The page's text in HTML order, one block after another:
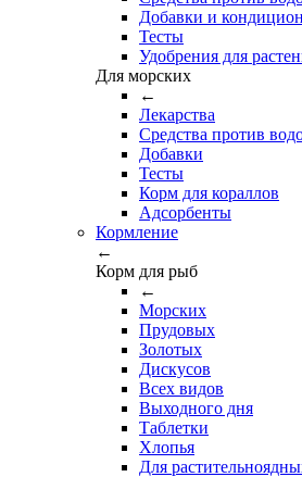
Добавки и
Тесты
Удобрения для
Для морских
←
Лекарства
Средства против
Добавки
Тесты
Корм для кораллов
Адсорбенты
Кормление
←
Корм для рыб
←
Морских
Прудовых
Золотых
Дискусов
Всех видов
Выходного дня
Таблетки
Хлопья
Для